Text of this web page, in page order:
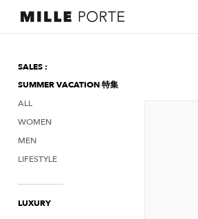
SALES :
SUMMER VACATION 特集
ALL
WOMEN
MEN
LIFESTYLE
LUXURY